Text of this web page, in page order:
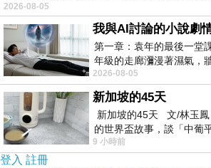
白天晚上都漂亮
2026-08-05
我與AI討論的小說劇
第一章：袁年的最後一堂
年級的走廊瀰漫著濕氣，
微微捲起。 堯禹舜站在辦
2026-08-05
新加坡的45天
新加坡的45天 文/林
的世界盃故事，談「中葡
9 小時前
登入 註冊